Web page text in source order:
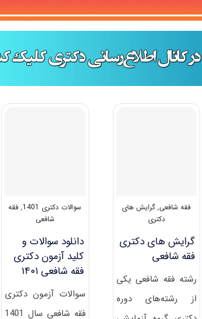
فقه شافعی, گرایش های
دکتری
گرایش های دکتری
ﻓﻘﻪ شافعی
رشته فقه شافعی یکی
از رشته‌های دوره
سوالات دکتری 1401 , فقه
شافعی
دانلود سوالات و
کلید آزمون دکتری
فقه شافعی ۱۴۰۱
سوالات آزمون دکتری
فقه شافعی سال 1401